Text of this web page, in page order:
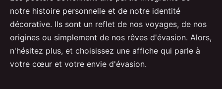
notre histoire personnelle et de notre identité
décorative. Ils sont un reflet de nos voyages, de nos
origines ou simplement de nos rêves d'évasion. Alors,
n'hésitez plus, et choisissez une affiche qui parle à
votre cœur et votre envie d'évasion.